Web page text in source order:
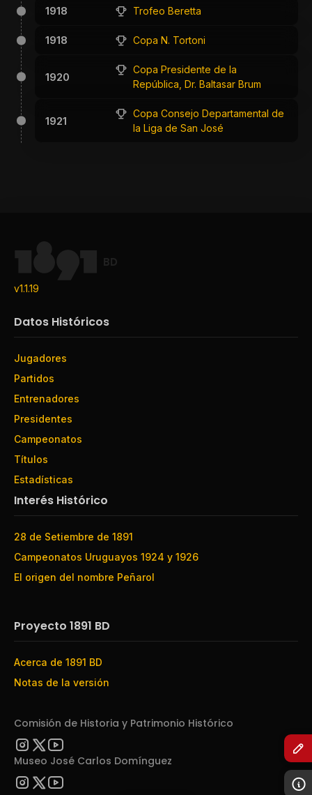
1918 Trofeo Beretta
1918 Copa N. Tortoni
1920
Copa Presidente de la
República, Dr. Baltasar Brum
1921
Copa Consejo Departamental de
la Liga de San José
BD
v1.1.19
Datos Históricos
Jugadores
Partidos
Entrenadores
Presidentes
Campeonatos
Títulos
Estadísticas
Interés Histórico
28 de Setiembre de 1891
Campeonatos Uruguayos 1924 y 1926
El origen del nombre Peñarol
Proyecto 1891 BD
Acerca de 1891 BD
Notas de la versión
Comisión de Historia y Patrimonio Histórico
Museo José Carlos Domínguez